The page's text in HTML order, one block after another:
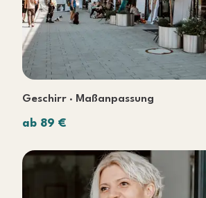
Geschirr · Maßanpassung
ab 89 €